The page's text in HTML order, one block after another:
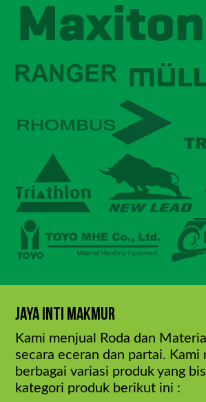
Jaya Inti Makmur
Kami menjual Roda dan
secara eceran dan partai. Kami
berbagai variasi produk yang
kategori produk berikut ini :